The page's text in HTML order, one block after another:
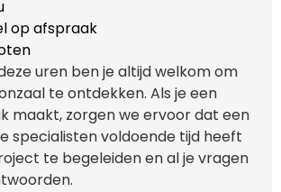
op afspraak
uren ben je altijd welkom om
te ontdekken. Als je een
maakt, zorgen we ervoor dat een
specialisten voldoende tijd heeft
te begeleiden en al je vragen